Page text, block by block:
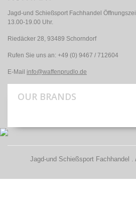
Jagd-und Schießsport Fachhandel
13.00-19.00 Uhr.
Riedäcker 28, 93489 Schorndorf
Rufen Sie uns an: +49 (0) 9467 / 712604
E-Mail info@waffenprudlo.de
OUR BRANDS
Jagd-und Schießsport Fachhandel .